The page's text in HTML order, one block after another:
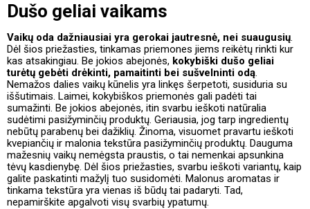
Dušo geliai vaikams
Vaikų oda dažniausiai yra gerokai jautresnė, nei suaugusių.
Dėl šios priežasties, tinkamas priemones jiems reikėtų rinkti kur
kas atsakingiau. Be jokios abejonės, kokybiški dušo geliai
turėtų gebėti drėkinti, pamaitinti bei sušvelninti odą.
Nemažos dalies vaikų kūnelis yra linkęs šerpetoti, susiduria su
iššutimais. Laimei, kokybiškos priemonės gali padėti tai
sumažinti. Be jokios abejonės, itin svarbu ieškoti natūralia
sudėtimi pasižyminčių produktų. Geriausia, jog tarp ingredientų
nebūtų parabenų bei dažiklių. Žinoma, visuomet pravartu ieškoti
kvepiančių ir malonia tekstūra pasižyminčių produktų. Dauguma
mažesnių vaikų nemėgsta praustis, o tai nemenkai apsunkina
tėvų kasdienybę. Dėl šios priežasties, svarbu ieškoti variantų, kaip
galite paskatinti mažylį tuo susidomėti. Malonus aromatas ir
tinkama tekstūra yra vienas iš būdų tai padaryti. Tad,
nepamirškite apgalvoti visų svarbių ypatumų.